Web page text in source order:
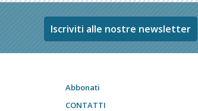
Iscriviti alle nostre newsletter
Abbonati
CONTATTI